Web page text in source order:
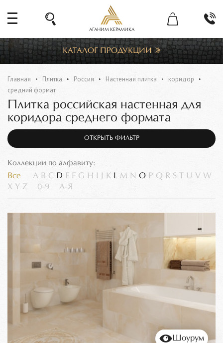
АГАНИМ КЕРАМИКА
КАТАЛОГ ПРОДУКЦИИ
Главная Плитка Россия Настенная плитка
коридор
средний формат
Плитка российская настенная для
коридора среднего формата
ОТКРЫТЬ ФИЛЬТР
Коллекции по алфавиту:
Все A B C D E F G H K L M N O P Q R S U V W
X Y Z 0-9 А-Я
Шоурум